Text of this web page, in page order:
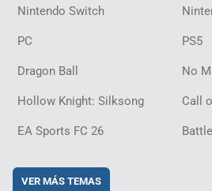
Nintendo Switch
PC PS5
Dragon Ball No
Hollow Knight: Silksong Call
EA Sports FC 26
VER MÁS TEMAS